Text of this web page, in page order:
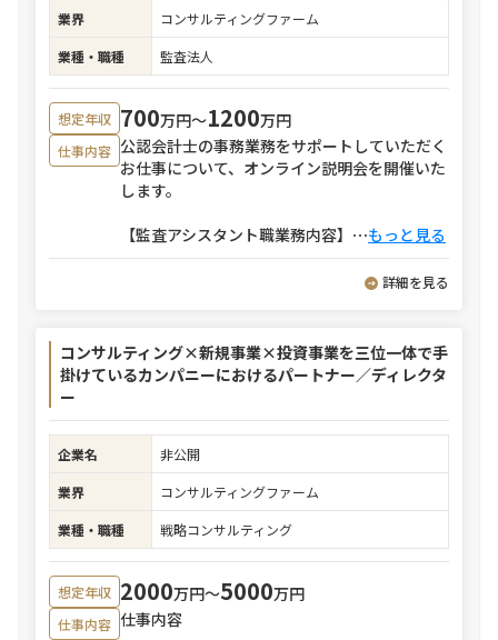
業界
コンサルティングファーム
業種・職種
監査法人
想定年収 700万円〜1200万円
仕事内容 公認会計士の事務業務をサポートしていただく
お仕事について、オンライン説明会を開催いた
します。
【監査アシスタント職業務内容】 ⋯もっと見る
詳細を見る
コンサルティング×新規事業×投資事業を三位一体で手
掛けているカンパニーにおけるパートナー／ディレクタ
ー
企業名
非公開
業界
コンサルティングファーム
業種・職種
戦略コンサルティング
想定年収 2000万円〜5000万円
仕事内容 仕事内容